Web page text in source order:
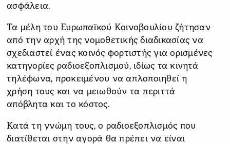
ασφάλεια.
Τα μέλη του Ευρωπαϊκού Κοινοβουλίου ζήτησαν
από την αρχή της νομοθετικής διαδικασίας να
σχεδιαστεί ένας κοινός φορτιστής για ορισμένες
κατηγορίες ραδιοεξοπλισμού, ιδίως τα κινητά
τηλέφωνα, προκειμένου να απλοποιηθεί η
χρήση τους και να μειωθούν τα περιττά
απόβλητα και το κόστος.
Κατά τη γνώμη τους, ο ραδιοεξοπλισμός που
διατίθεται στην αγορά θα πρέπει να είναι